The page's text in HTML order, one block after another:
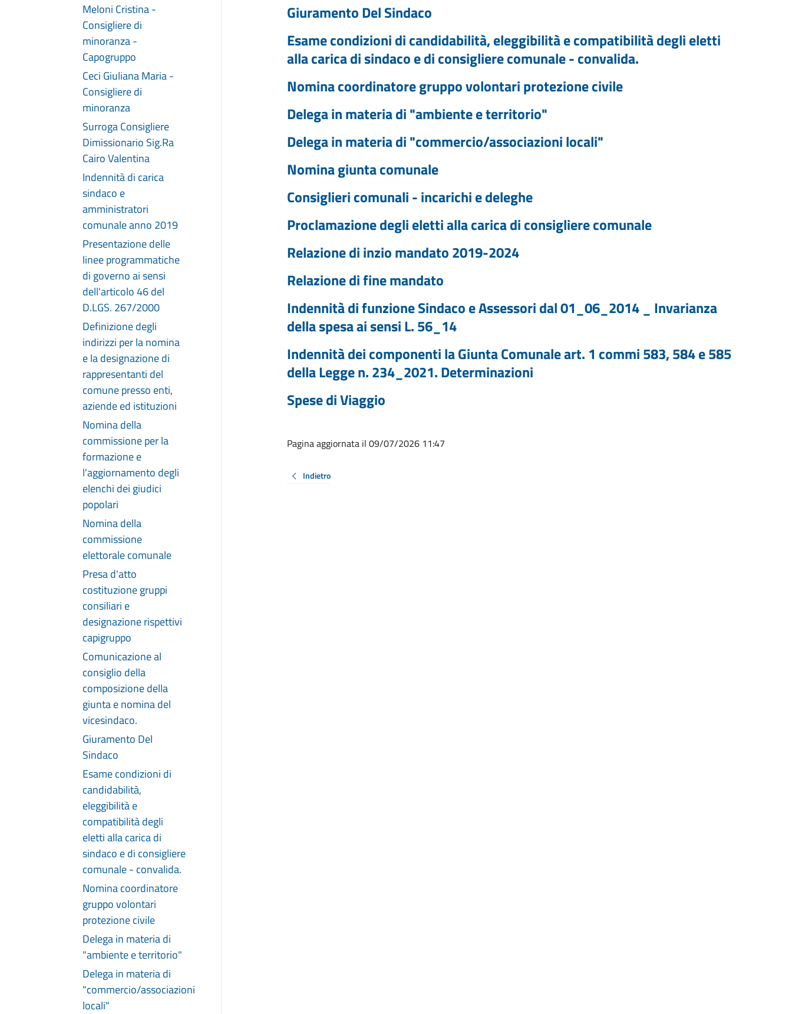
Meloni Cristina -
Consigliere di
minoranza -
Capogruppo
Ceci Giuliana Maria -
Consigliere di
minoranza
Surroga Consigliere
Dimissionario Sig.Ra
Cairo Valentina
Indennità di carica
sindaco e
amministratori
comunale anno 2019
Presentazione delle
linee programmatiche
di governo ai sensi
dell'articolo 46 del
D.LGS. 267/2000
Definizione degli
indirizzi per la nomina
e la designazione di
rappresentanti del
comune presso enti,
aziende ed istituzioni
Nomina della
commissione per la
formazione e
l'aggiornamento degli
elenchi dei giudici
popolari
Nomina della
commissione
elettorale comunale
Presa d'atto
costituzione gruppi
consiliari e
designazione rispettivi
capigruppo
Comunicazione al
consiglio della
composizione della
giunta e nomina del
vicesindaco.
Giuramento Del
Sindaco
Esame condizioni di
candidabilità,
eleggibilità e
compatibilità degli
eletti alla carica di
sindaco e di consigliere
comunale - convalida.
Nomina coordinatore
gruppo volontari
protezione civile
Delega in materia di
"ambiente e territorio"
Delega in materia di
"commercio/associazioni
locali"
Giuramento Del Sindaco
Esame condizioni di candidabilità, eleggibilità e compatibilità degli eletti
alla carica di sindaco e di consigliere comunale - convalida.
Nomina coordinatore gruppo volontari protezione civile
Delega in materia di "ambiente e territorio"
Delega in materia di "commercio/associazioni locali"
Nomina giunta comunale
Consiglieri comunali - incarichi e deleghe
Proclamazione degli eletti alla carica di consigliere comunale
Relazione di inzio mandato 2019-2024
Relazione di fine mandato
Indennità di funzione Sindaco e Assessori dal 01_06_2014 _ Invarianza
della spesa ai sensi L. 56_14
Indennità dei componenti la Giunta Comunale art. 1 commi 583, 584 e 585
della Legge n. 234_2021. Determinazioni
Spese di Viaggio
Pagina aggiornata il 09/07/2026 11:47
Indietro